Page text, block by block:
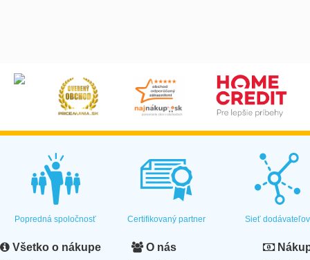
Popredná spoločnosť Certifikovaný partner Sieť dodávateľov
Všetko o nákupe O nás